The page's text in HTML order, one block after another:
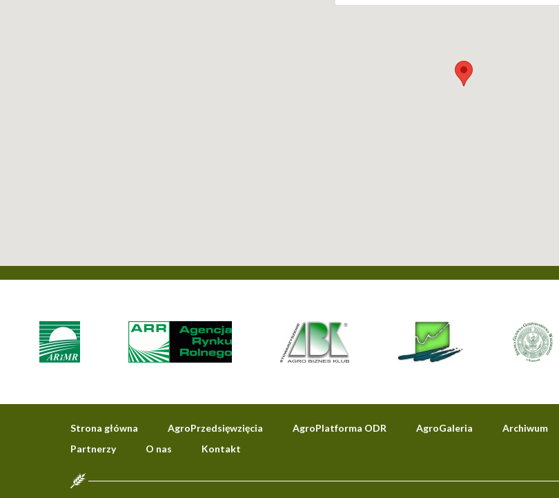
Strona główna AgroPrzedsięwzięcia AgroPlatforma ODR AgroGaleria
Archiwum
Partnerzy
O nas Kontakt